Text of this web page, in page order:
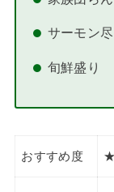
サーモン
旬鮮盛
おすすめ度